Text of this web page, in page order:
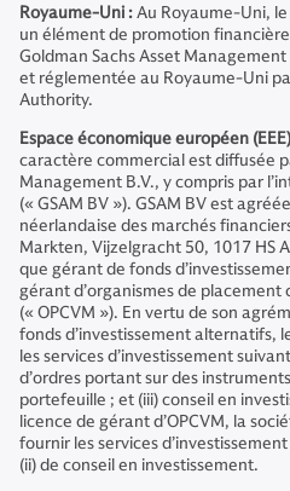
Royaume-Uni :Au Royaume-Uni,
un élément de promotion
Goldman Sachs Asset
et réglementée au Royaume-Uni
Authority.
Espace économique européen
caractère commercial est diffusée
Management B.V., y compris par
(« GSAM BV »). GSAM BV est
néerlandaise des marchés
Markten, Vijzelgracht 50, 1017 HS
que gérant de fonds
gérant d’organismes de
(« OPCVM »). En vertu de son
fonds d’investissement alternatifs,
les services d’investissement
d’ordres portant sur des
portefeuille ; et (iii) conseil en
licence de gérant d’OPCVM, la
fournir les services
(ii) de conseil en investissement.